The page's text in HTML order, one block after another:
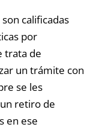
calificadas
por
trata de
un trámite con
se les
retiro de
en ese